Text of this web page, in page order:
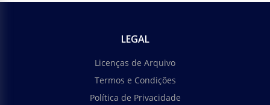
LEGAL
Licenças de Arquivo
Termos e Condições
Política de Privacidade